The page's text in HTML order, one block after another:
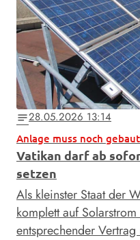
notes28.05.2026 13:14
Anlage muss noch
Vatikan darf ab
setzen
Als kleinster Staat der
komplett auf
entsprechender